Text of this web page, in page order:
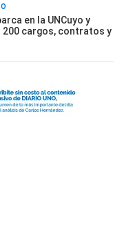
en la UNCuyo y
cargos, contratos y